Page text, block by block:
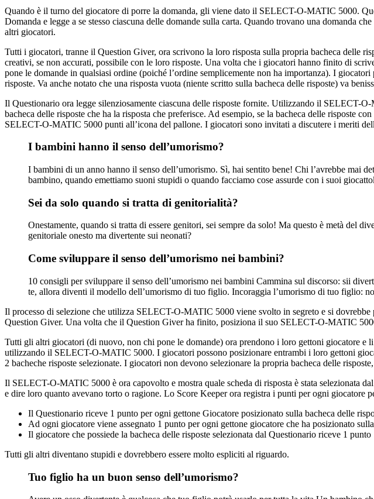
Quando è il turno del giocatore di porre la domanda, gli viene dato il SELECT-O-MATIC 5000.
Domanda e legge a se stesso ciascuna delle domande sulla carta. Quando trovano una domanda
altri giocatori.
Tutti i giocatori, tranne il Question Giver, ora scrivono la loro risposta sulla propria bacheca delle
creativi, se non accurati, possibile con le loro risposte. Una volta che i giocatori hanno finito di
pone le domande in qualsiasi ordine (poiché l’ordine semplicemente non ha importanza). I
risposte. Va anche notato che una risposta vuota (niente scritto sulla bacheca delle risposte) va
Il Questionario ora legge silenziosamente ciascuna delle risposte fornite. Utilizzando il SELECT-
bacheca delle risposte che ha la risposta che preferisce. Ad esempio, se la bacheca delle risposte
SELECT-O-MATIC 5000 punti all’icona del pallone. I giocatori sono invitati a discutere i meriti
I bambini hanno il senso dell’umorismo?
I bambini di un anno hanno il senso dell’umorismo. Sì, hai sentito bene! Chi l’avrebbe mai
bambino, quando emettiamo suoni stupidi o quando facciamo cose assurde con i suoi
Sei da solo quando si tratta di genitorialità?
Onestamente, quando si tratta di essere genitori, sei sempre da solo! Ma questo è metà del
genitoriale onesto ma divertente sui neonati?
Come sviluppare il senso dell’umorismo nei bambini?
10 consigli per sviluppare il senso dell’umorismo nei bambini Cammina sul discorso: sii
te, allora diventi il ​​modello dell’umorismo di tuo figlio. Incoraggia l’umorismo di tuo figlio:
Il processo di selezione che utilizza SELECT-O-MATIC 5000 viene svolto in segreto e si
Question Giver. Una volta che il Question Giver ha finito, posiziona il suo SELECT-O-MATIC
Tutti gli altri giocatori (di nuovo, non chi pone le domande) ora prendono i loro gettoni giocatore e
utilizzando il SELECT-O-MATIC 5000. I giocatori possono posizionare entrambi i loro gettoni
2 bacheche risposte selezionate. I giocatori non devono selezionare la propria bacheca delle
Il SELECT-O-MATIC 5000 è ora capovolto e mostra quale scheda di risposta è stata selezionata
e dire loro quanto avevano torto o ragione. Lo Score Keeper ora registra i punti per ogni giocatore
Il Questionario riceve 1 punto per ogni gettone Giocatore posizionato sulla bacheca delle
Ad ogni giocatore viene assegnato 1 punto per ogni gettone giocatore che ha posizionato
Il giocatore che possiede la bacheca delle risposte selezionata dal Questionario riceve 1 punto
Tutti gli altri diventano stupidi e dovrebbero essere molto espliciti al riguardo.
Tuo figlio ha un buon senso dell’umorismo?